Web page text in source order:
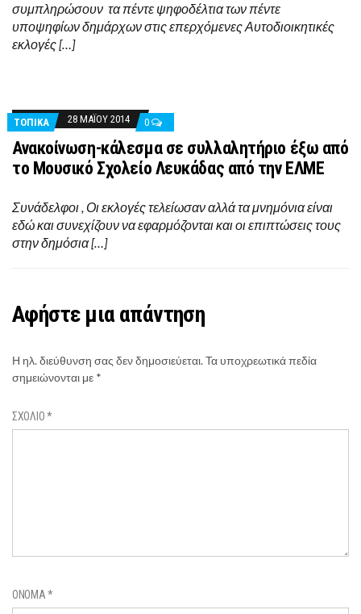
συμπληρώσουν τα πέντε ψηφοδέλτια των πέντε
υποψηφίων δημάρχων στις επερχόμενες Αυτοδιοικητικές
εκλογές […]
ΤΟΠΙΚΑ 28 ΜΑΪ́ΟΥ 2014 0
Ανακοίνωση-κάλεσμα σε συλλαλητήριο έξω από
το Μουσικό Σχολείο Λευκάδας από την ΕΛΜΕ
Συνάδελφοι , Οι εκλογές τελείωσαν αλλά τα μνημόνια είναι
εδώ και συνεχίζουν να εφαρμόζονται και οι επιπτώσεις τους
στην δημόσια […]
Αφήστε μια απάντηση
Η ηλ. διεύθυνση σας δεν δημοσιεύεται.Τα υποχρεωτικά πεδία
σημειώνονται με *
ΣΧΌΛΙΟ*
ΌΝΟΜΑ*